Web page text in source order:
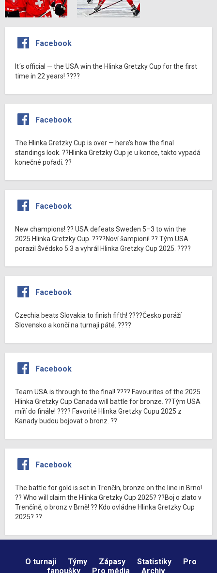
Facebook
It´s official — the USA win the Hlinka Gretzky Cup for the first
time in 22 years! ????
Facebook
The Hlinka Gretzky Cup is over — here’s how the final
standings look. ??Hlinka Gretzky Cup je u konce, takto vypadá
konečné pořadí. ??
Facebook
New champions! ?? USA defeats Sweden 5–3 to win the
2025 Hlinka Gretzky Cup. ????Noví šampioni! ?? Tým USA
porazil Švédsko 5:3 a vyhrál Hlinka Gretzky Cup 2025. ????
Facebook
Czechia beats Slovakia to finish fifth! ????Česko poráží
Slovensko a končí na turnaji páté. ????
Facebook
Team USA is through to the final! ???? Favourites of the 2025
Hlinka Gretzky Cup Canada will battle for bronze. ??Tým USA
míří do finále! ???? Favorité Hlinka Gretzky Cupu 2025 z
Kanady budou bojovat o bronz. ??
Facebook
The battle for gold is set in Trenčín, bronze on the line in Brno!
?? Who will claim the Hlinka Gretzky Cup 2025? ??Boj o zlato v
Trenčíně, o bronz v Brně! ?? Kdo ovládne Hlinka Gretzky Cup
2025? ??
O turnaji Týmy Zápasy Statistiky
Pro
fanoušky
Pro média Archiv